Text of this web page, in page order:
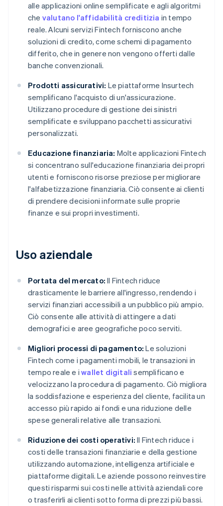
alle applicazioni online semplificate e agli algoritmi
che valutano l'affidabilità creditizia in tempo
reale. Alcuni servizi Fintech forniscono anche
soluzioni di credito, come schemi di pagamento
differito, che in genere non vengono offerti dalle
banche convenzionali.
Prodotti assicurativi: Le piattaforme Insurtech
semplificano l'acquisto di un'assicurazione.
Utilizzano procedure di gestione dei sinistri
semplificate e sviluppano pacchetti assicurativi
personalizzati.
Educazione finanziaria: Molte applicazioni Fintech
si concentrano sull'educazione finanziaria dei propri
utenti e forniscono risorse preziose per migliorare
l'alfabetizzazione finanziaria. Ciò consente ai clienti
di prendere decisioni informate sulle proprie
finanze e sui propri investimenti.
Uso aziendale
Portata del mercato: Il Fintech riduce
drasticamente le barriere all'ingresso, rendendo i
servizi finanziari accessibili a un pubblico più ampio.
Ciò consente alle attività di attingere a dati
demografici e aree geografiche poco serviti.
Migliori processi di pagamento: Le soluzioni
Fintech come i pagamenti mobili, le transazioni in
tempo reale e iwallet digitali semplificano e
velocizzano la procedura di pagamento. Ciò migliora
la soddisfazione e esperienza del cliente, facilita un
accesso più rapido ai fondi e una riduzione delle
spese generali relative alle transazioni.
Riduzione dei costi operativi: Il Fintech riduce i
costi delle transazioni finanziarie e della gestione
utilizzando automazione, intelligenza artificiale e
piattaforme digitali. Le aziende possono reinvestire
questi risparmi sui costi nelle attività aziendali core
o trasferirli ai clienti sotto forma di prezzi più bassi.